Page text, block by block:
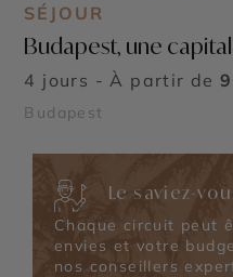
SÉJOUR
Budapest, une
4 jours - À partir de
Budapest
Le saviez-
Chaque circuit peut
envies et votre
nos conseillers